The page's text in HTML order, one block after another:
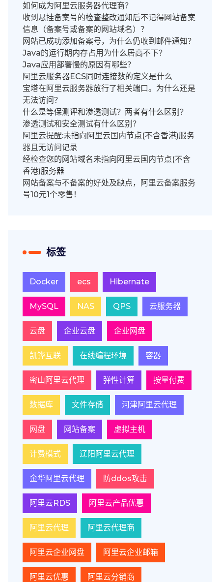
如何成为阿里云服务器代理商？
收到悬挂备案号的检查整改通知后不记得网站备案
信息（备案号或备案的网站域名）？
网站已成功添加备案号，为什么仍收到邮件通知？
Java的运行期内存占用为什么居高不下？
Java应用部署慢的原因有哪些？
阿里云服务器ECS同时连接数的定义是什么
宝塔在阿里云服务器放行了相关端口。为什么还是
无法访问？
什么是等保测评和渗透测试？两者有什么区别？
渗透测试和安全测试有什么区别？
阿里云提醒:未指向阿里云国内节点(不含香港)服务
器且无访问记录
经检查您的网站域名未指向阿里云国内节点(不含
香港)服务器
网站备案与不备案的好处及缺点，阿里云备案服务
号10元1个零售！
标签
Docker ecs Hibernate
MySQL NAS QPS 云服务器
云盘 企业云盘 企业网盘
凯铧互联 在线编程环境 容器
密山阿里云代理 弹性计算 按量付费
数据库 文件存储 河津阿里云代理
网盘 网站备案 虚拟主机
计费模式 辽阳阿里云代理
金华阿里云代理 防ddos攻击
阿里云RDS 阿里云产品优惠
阿里云代理 阿里云代理商
阿里云企业网盘 阿里云企业邮箱
阿里云优惠 阿里云分销商